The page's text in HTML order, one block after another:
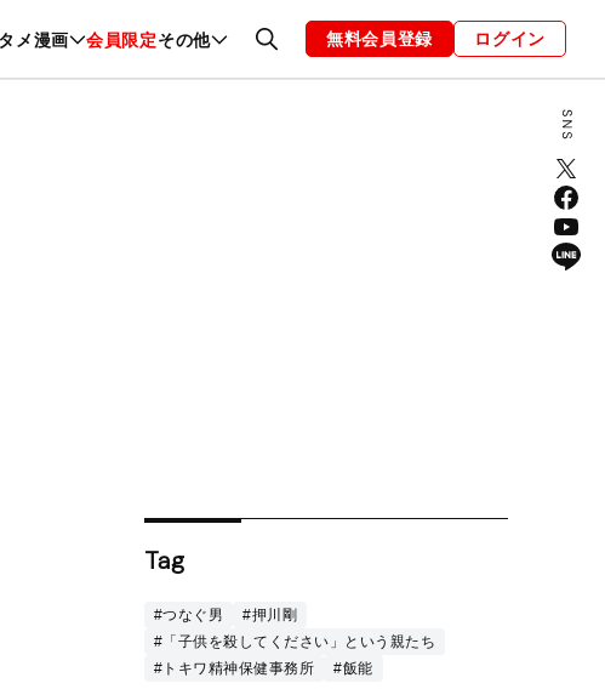
メ漫画 会員限定その他
メ ファッション 恋愛・結婚 編集部 お知らせ
無料会員登録 ログイン
Tag
#つなぐ男
#押川剛
#「子供を殺してください」という親たち
#トキワ精神保健事務所
#飯能